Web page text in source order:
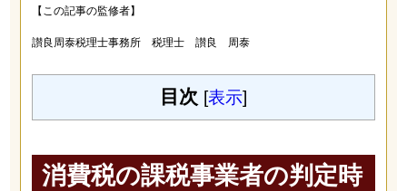
【この記事の監修者】
讃良周泰税理士事務所 税理士 讃良 周泰
目次 [表示]
消費税の課税事業者の判定時